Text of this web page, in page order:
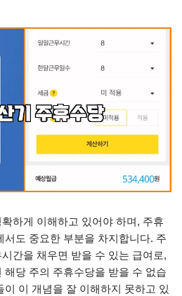
하게 이해하고 있어야 하며, 주휴
서도 중요한 부분을 차지합니다. 주
간을 채우면 받을 수 있는 급여로,
해당 주의 주휴수당을 받을 수 없습
이 개념을 잘 이해하지 못하고 있